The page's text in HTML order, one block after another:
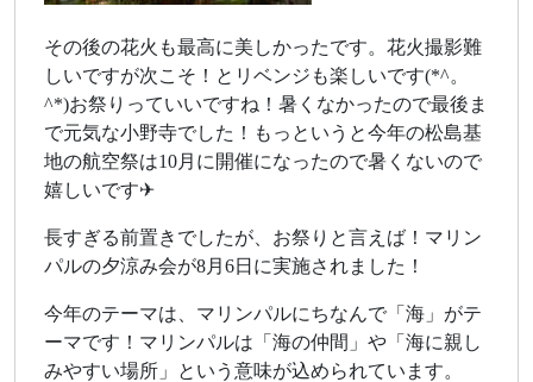
その後の花火も最高に美しかったです。花火撮影難
しいですが次こそ！とリベンジも楽しいです(*^。
^*)お祭りっていいですね！暑くなかったので最後ま
で元気な小野寺でした！もっというと今年の松島基
地の航空祭は10月に開催になったので暑くないので
嬉しいです✈
長すぎる前置きでしたが、お祭りと言えば！マリン
パルの夕涼み会が8月6日に実施されました！
今年のテーマは、マリンパルにちなんで「海」がテ
ーマです！マリンパルは「海の仲間」や「海に親し
みやすい場所」という意味が込められています。